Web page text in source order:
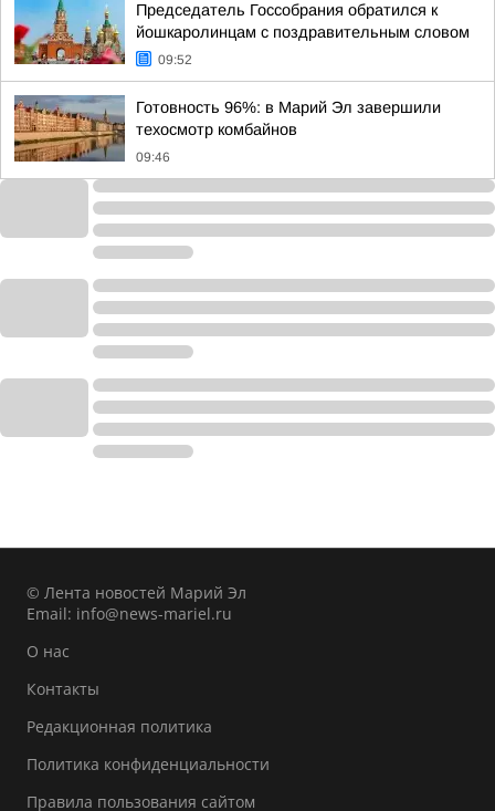
Председатель Госсобрания обратился к
йошкаролинцам с поздравительным словом
09:52
Готовность 96%: в Марий Эл завершили
техосмотр комбайнов
09:46
© Лента новостей Марий Эл
Email: info@news-mariel.ru
О нас
Контакты
Редакционная политика
Политика конфиденциальности
Правила пользования сайтом